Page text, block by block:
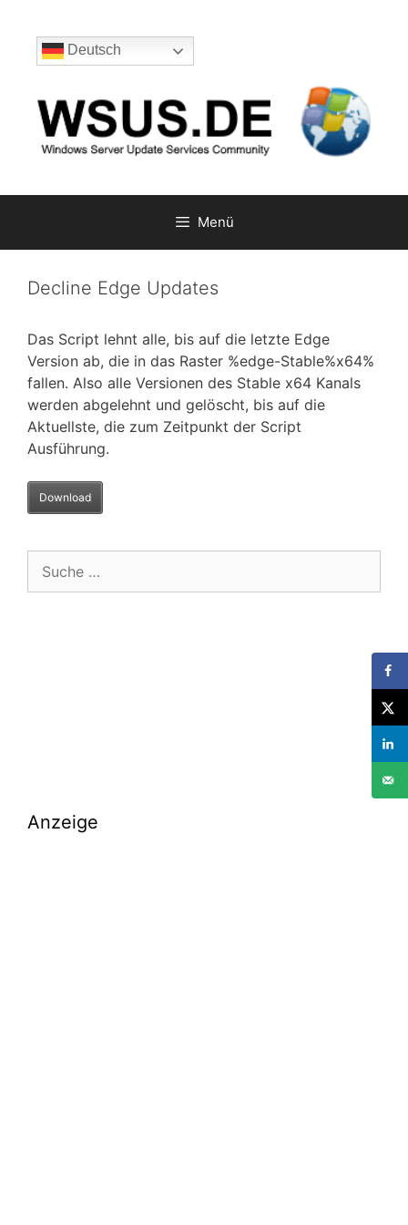
springen
Deutsch
Menü
Decline Edge Updates
Das Script lehnt alle, bis auf die letzte Edge
Version ab, die in das Raster %edge-Stable%x64%
fallen. Also alle Versionen des Stable x64 Kanals
werden abgelehnt und gelöscht, bis auf die
Aktuellste, die zum Zeitpunkt der Script
Ausführung.
Download
Anzeige